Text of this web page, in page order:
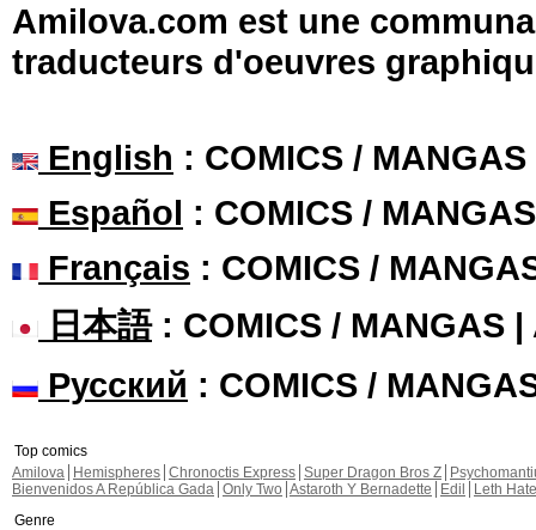
Amilova.com est une
traducteurs d'oeuvres
English : COMICS /
Español : COMICS /
Français : COMICS /
日本語: COMICS / MANGAS |
Русский : COMICS /
Top comics
Amilova
Hemispheres Chronoctis Express Super Dragon Bros Z
Bienvenidos A República Gada Only Two Astaroth Y Bernadette Edil
Leth Hate
Genre